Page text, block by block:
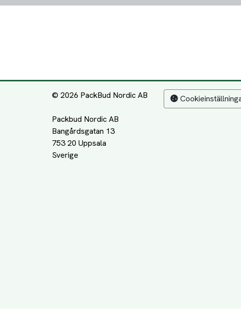
© 2026 PackBud Nordic AB
Packbud Nordic AB
Bangårdsgatan 13
753 20 Uppsala